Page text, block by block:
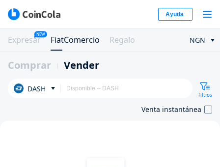
Ayuda
Expresar
NEW
FiatComercio Regalo NGN
Comprar Vender
DASH
Filtros
Venta instantánea